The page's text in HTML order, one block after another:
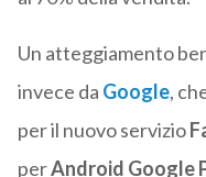
Un atteggiamento
invece da Google,
per il nuovo servizio
perAndroid Google